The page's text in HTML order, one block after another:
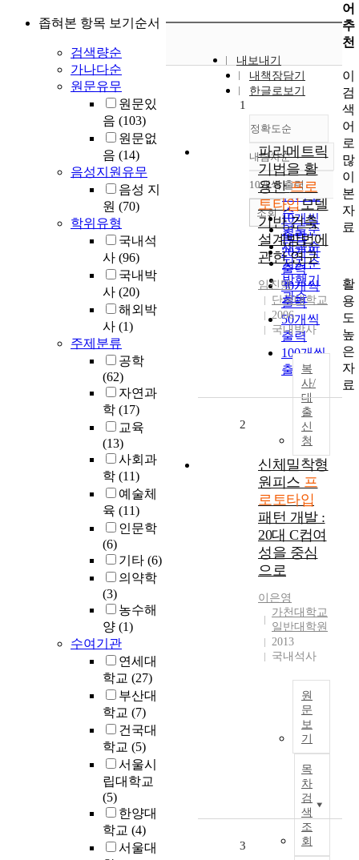
좁혀본 항목 보기순서
검색량순
가나다순
원문유무
원문있
음 (103)
원문없
음 (14)
음성지원유무
음성 지
원 (70)
학위유형
국내석
사 (96)
국내박
사 (20)
해외박
사 (1)
주제분류
공학
(62)
자연과
학 (17)
교육
(13)
사회과
학 (11)
예술체
육 (11)
인문학
(6)
기타 (6)
의약학
(3)
농수해
양 (1)
수여기관
연세대
학교 (27)
부산대
학교 (7)
건국대
학교 (5)
서울시
립대학교
(5)
한양대
학교 (4)
서울대
내보내기
내책장담기
한글로보기
정확도순
정확도
순
인기도
순
연도순
제목순
저자순
발행기
관순
내림차순
내림차순
10개씩 출력
10개씩
출력
20개씩
출력
30개씩
출력
50개씩
출력
100개씩
출력
조회
1
파라메트릭
기법을 활
용한프로
토타입모델
기반 건축
설계방법에
관한 연구
임진택
단국대학교
2006
국내박사
복
사/
대
출
신
청
2
신체밀착형
원피스 프
로토타입
패턴 개발 :
20대 C컵여
성을 중심
으로
이은영
가천대학교
일반대학원
2013
국내석사
원
문
보
기
목
차
검
색
조
회
3
어
추
천
이
검
색
어
로
많
이
본
자
료
활
용
도
높
은
자
료